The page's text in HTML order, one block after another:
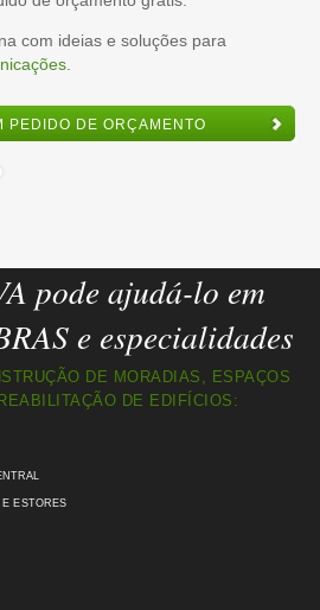
com ideias e soluções para
PEDIDO DE ORÇAMENTO
pode ajudá-lo em
e especialidades
DE MORADIAS, ESPAÇOS
DE EDIFÍCIOS:
ESTORES